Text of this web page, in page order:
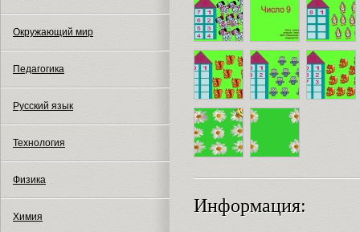
Окружающий мир
Педагогика
Русский язык
Технология
Физика
Химия
Информация: